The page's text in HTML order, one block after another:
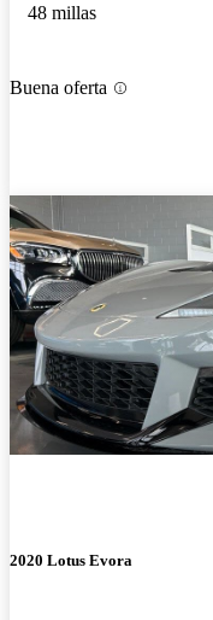
48 millas
Buena oferta
2020 Lotus Evora